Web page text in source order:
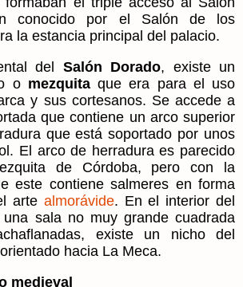
conocido por el Salón de los
la estancia principal del palacio.
del Salón Dorado, existe un
o mezquitaque era para el uso
y sus cortesanos. Se accede a
que contiene un arco superior
que está soportado por unos
El arco de herradura es parecido
de Córdoba, pero con la
este contiene salmeres en forma
arte almorávide. En el interior del
sala no muy grande cuadrada
existe un nicho del
hacia La Meca.
medieval